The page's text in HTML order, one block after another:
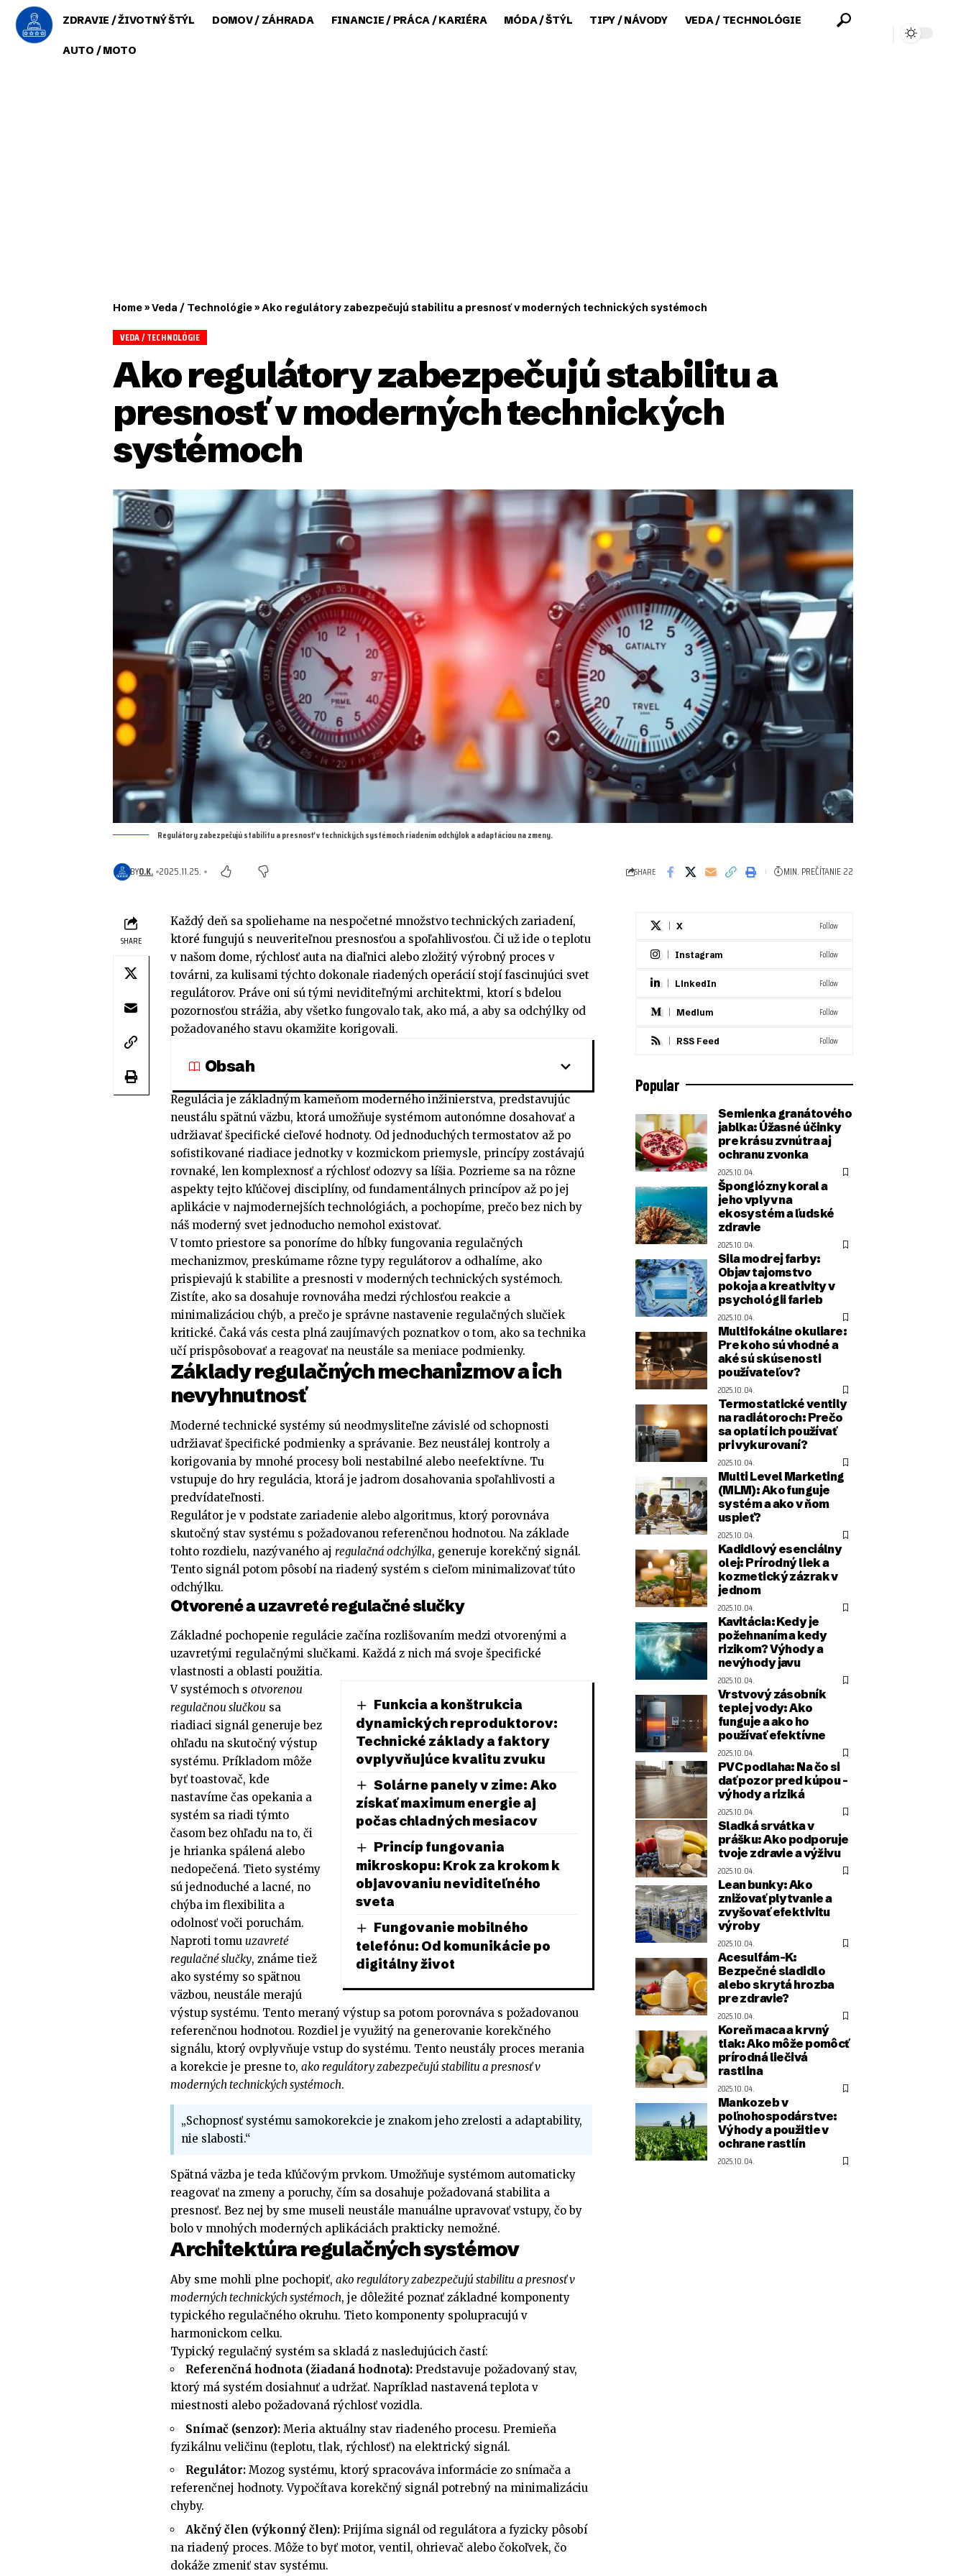
ZDRAVIE / ŽIVOTNÝ ŠTÝL DOMOV / ZÁHRADA FINANCIE / PRÁCA / KARIÉRA MÓDA / ŠTÝL TIPY / NÁVODY VEDA / TECHNOLÓGIE
AUTO / MOTO
Home»Veda / Technológie»Ako regulátory zabezpečujú stabilitu a presnosť v moderných technických systémoch
VEDA / TECHNOLÓGIE
Ako regulátory zabezpečujú stabilitu a
presnosť v moderných technických
systémoch
Regulátory zabezpečujú stabilitu a presnosť v technických systémoch riadením odchýlok a adaptáciou na zmeny.
BYO.K. 2025.11.25. SHARE MIN. PREČÍTANIE 22
SHARE
Každý deň sa spoliehame na nespočetné množstvo technických zariadení,
ktoré fungujú s neuveriteľnou presnosťou a spoľahlivosťou. Či už ide o teplotu
v našom dome, rýchlosť auta na diaľnici alebo zložitý výrobný proces v
továrni, za kulisami týchto dokonale riadených operácií stojí fascinujúci svet
regulátorov. Práve oni sú tými neviditeľnými architektmi, ktorí s bdelou
pozornosťou strážia, aby všetko fungovalo tak, ako má, a aby sa odchýlky od
požadovaného stavu okamžite korigovali.
Obsah
Regulácia je základným kameňom moderného inžinierstva, predstavujúc
neustálu spätnú väzbu, ktorá umožňuje systémom autonómne dosahovať a
udržiavať špecifické cieľové hodnoty. Od jednoduchých termostatov až po
sofistikované riadiace jednotky v kozmickom priemysle, princípy zostávajú
rovnaké, len komplexnosť a rýchlosť odozvy sa líšia. Pozrieme sa na rôzne
aspekty tejto kľúčovej disciplíny, od fundamentálnych princípov až po jej
aplikácie v najmodernejších technológiách, a pochopíme, prečo bez nich by
náš moderný svet jednoducho nemohol existovať.
V tomto priestore sa ponoríme do hĺbky fungovania regulačných
mechanizmov, preskúmame rôzne typy regulátorov a odhalíme, ako
prispievajú k stabilite a presnosti v moderných technických systémoch.
Zistíte, ako sa dosahuje rovnováha medzi rýchlosťou reakcie a
minimalizáciou chýb, a prečo je správne nastavenie regulačných slučiek
kritické. Čaká vás cesta plná zaujímavých poznatkov o tom, ako sa technika
učí prispôsobovať a reagovať na neustále sa meniace podmienky.
Základy regulačných mechanizmov a ich
nevyhnutnosť
Moderné technické systémy sú neodmysliteľne závislé od schopnosti
udržiavať špecifické podmienky a správanie. Bez neustálej kontroly a
korigovania by mnohé procesy boli nestabilné alebo neefektívne. Tu
vstupuje do hry regulácia, ktorá je jadrom dosahovania spoľahlivosti a
predvídateľnosti.
Regulátor je v podstate zariadenie alebo algoritmus, ktorý porovnáva
skutočný stav systému s požadovanou referenčnou hodnotou. Na základe
tohto rozdielu, nazývaného aj regulačná odchýlka, generuje korekčný signál.
Tento signál potom pôsobí na riadený systém s cieľom minimalizovať túto
odchýlku.
Otvorené a uzavreté regulačné slučky
Základné pochopenie regulácie začína rozlišovaním medzi otvorenými a
uzavretými regulačnými slučkami. Každá z nich má svoje špecifické
vlastnosti a oblasti použitia.
Funkcia a konštrukcia
dynamických reproduktorov:
Technické základy a faktory
ovplyvňujúce kvalitu zvuku
Solárne panely v zime: Ako
získať maximum energie aj
počas chladných mesiacov
Princíp fungovania
mikroskopu: Krok za krokom k
objavovaniu neviditeľného
sveta
Fungovanie mobilného
telefónu: Od komunikácie po
digitálny život
V systémoch s otvorenou
regulačnou slučkou sa
riadiaci signál generuje bez
ohľadu na skutočný výstup
systému. Príkladom môže
byť toastovač, kde
nastavíme čas opekania a
systém sa riadi týmto
časom bez ohľadu na to, či
je hrianka spálená alebo
nedopečená. Tieto systémy
sú jednoduché a lacné, no
chýba im flexibilita a
odolnosť voči poruchám.
Naproti tomu uzavreté
regulačné slučky, známe tiež
ako systémy so spätnou
väzbou, neustále merajú
výstup systému. Tento meraný výstup sa potom porovnáva s požadovanou
referenčnou hodnotou. Rozdiel je využitý na generovanie korekčného
signálu, ktorý ovplyvňuje vstup do systému. Tento neustály proces merania
a korekcie je presne to, ako regulátory zabezpečujú stabilitu a presnosť v
moderných technických systémoch.
„Schopnosť systému samokorekcie je znakom jeho zrelosti a adaptability,
nie slabosti.“
Spätná väzba je teda kľúčovým prvkom. Umožňuje systémom automaticky
reagovať na zmeny a poruchy, čím sa dosahuje požadovaná stabilita a
presnosť. Bez nej by sme museli neustále manuálne upravovať vstupy, čo by
bolo v mnohých moderných aplikáciách prakticky nemožné.
Architektúra regulačných systémov
Aby sme mohli plne pochopiť, ako regulátory zabezpečujú stabilitu a presnosť v
moderných technických systémoch, je dôležité poznať základné komponenty
typického regulačného okruhu. Tieto komponenty spolupracujú v
harmonickom celku.
Typický regulačný systém sa skladá z nasledujúcich častí:
Referenčná hodnota (žiadaná hodnota): Predstavuje požadovaný stav,
ktorý má systém dosiahnuť a udržať. Napríklad nastavená teplota v
miestnosti alebo požadovaná rýchlosť vozidla.
Snímač (senzor): Meria aktuálny stav riadeného procesu. Premieňa
fyzikálnu veličinu (teplotu, tlak, rýchlosť) na elektrický signál.
Regulátor: Mozog systému, ktorý spracováva informácie zo snímača a
referenčnej hodnoty. Vypočítava korekčný signál potrebný na minimalizáciu
chyby.
Akčný člen (výkonný člen): Prijíma signál od regulátora a fyzicky pôsobí
na riadený proces. Môže to byť motor, ventil, ohrievač alebo čokoľvek, čo
dokáže zmeniť stav systému.
X Follow
Instagram Follow
LinkedIn Follow
Medium Follow
RSS Feed Follow
Popular
Semienka granátového
jablka: Úžasné účinky
pre krásu zvnútra aj
ochranu zvonka
2025.10.04.
Špongiózny koral a
jeho vplyv na
ekosystém a ľudské
zdravie
2025.10.04.
Sila modrej farby:
Objav tajomstvo
pokoja a kreativity v
psychológii farieb
2025.10.04.
Multifokálne okuliare:
Pre koho sú vhodné a
aké sú skúsenosti
používateľov?
2025.10.04.
Termostatické ventily
na radiátoroch: Prečo
sa oplatí ich používať
pri vykurovaní?
2025.10.04.
Multi Level Marketing
(MLM): Ako funguje
systém a ako v ňom
uspieť?
2025.10.04.
Kadidlový esenciálny
olej: Prírodný liek a
kozmetický zázrak v
jednom
2025.10.04.
Kavitácia: Kedy je
požehnaním a kedy
rizikom? Výhody a
nevýhody javu
2025.10.04.
Vrstvový zásobník
teplej vody: Ako
funguje a ako ho
používať efektívne
2025.10.04.
PVC podlaha: Na čo si
dať pozor pred kúpou –
výhody a riziká
2025.10.04.
Sladká srvátka v
prášku: Ako podporuje
tvoje zdravie a výživu
2025.10.04.
Lean bunky: Ako
znižovať plytvanie a
zvyšovať efektivitu
výroby
2025.10.04.
Acesulfám-K:
Bezpečné sladidlo
alebo skrytá hrozba
pre zdravie?
2025.10.04.
Koreň maca a krvný
tlak: Ako môže pomôcť
prírodná liečivá
rastlina
2025.10.04.
Mankozeb v
poľnohospodárstve:
Výhody a použitie v
ochrane rastlín
2025.10.04.